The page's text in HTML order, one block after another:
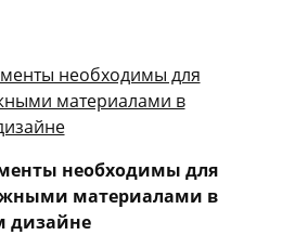
необходимы для
материалами в
дизайне